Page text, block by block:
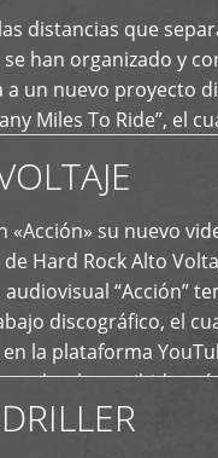
distancias que
se han organizado y
a un nuevo proyecto
Miles To Ride”, el
[…]
«Acción» su nuevo
Hard Rock Alto
“Acción”
discográfico, el
la plataforma
ya ha recibido